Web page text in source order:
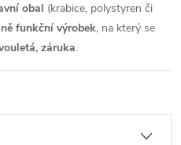
obal (krabice, polystyren či
funkční výrobek, na který se
záruka.